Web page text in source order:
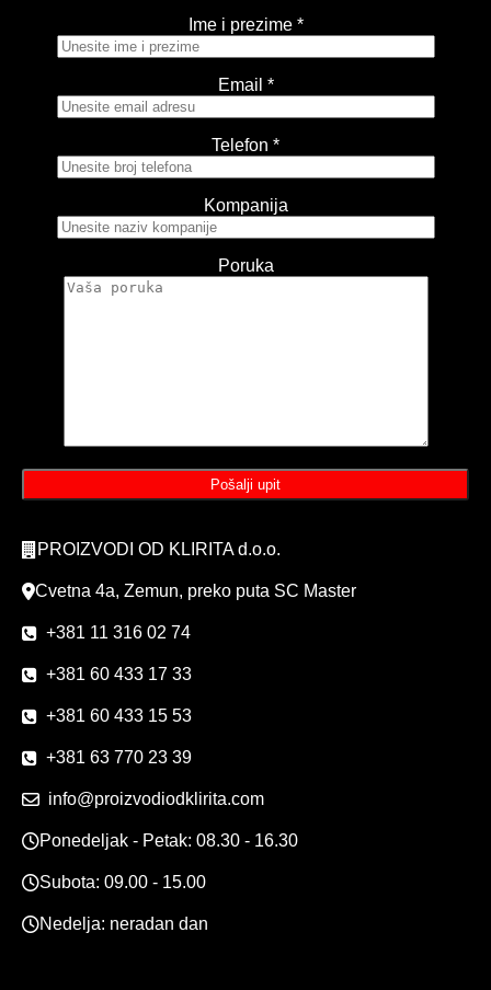
Ime i prezime *
Email *
Telefon *
Kompanija
Poruka
PROIZVODI OD KLIRITA d.o.o.
Cvetna 4a, Zemun, preko puta SC Master
+381 11 316 02 74
+381 60 433 17 33
+381 60 433 15 53
+381 63 770 23 39
info@proizvodiodklirita.com
Ponedeljak - Petak: 08.30 - 16.30
Subota: 09.00 - 15.00
Nedelja: neradan dan